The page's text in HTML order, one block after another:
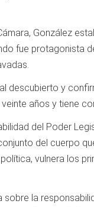
González
fue protagonista
descubierto y
años y tiene
del Poder
del cuerpo
vulnera los
sobre la